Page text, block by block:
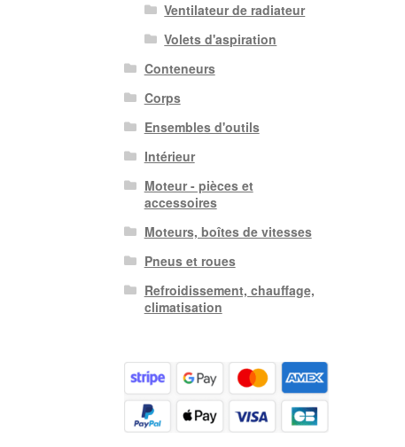
Ventilateur de radiateur
Volets d'aspiration
Conteneurs
Corps
Ensembles d'outils
Intérieur
Moteur - pièces et
accessoires
Moteurs, boîtes de vitesses
Pneus et roues
Refroidissement, chauffage,
climatisation